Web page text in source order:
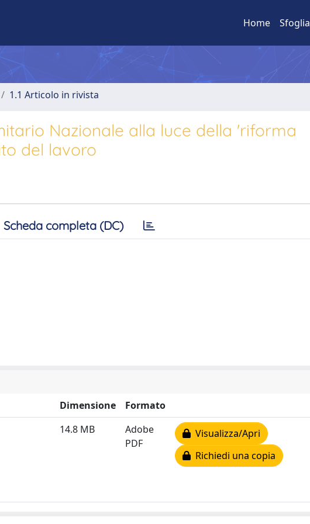
Home Sfoglia
1.1 Articolo in rivista
Nazionale alla luce della 'riforma
del lavoro
Scheda completa (DC)
Dimensione
Formato
14.8 MB
Adobe
PDF
Visualizza/Apri
Richiedi una copia